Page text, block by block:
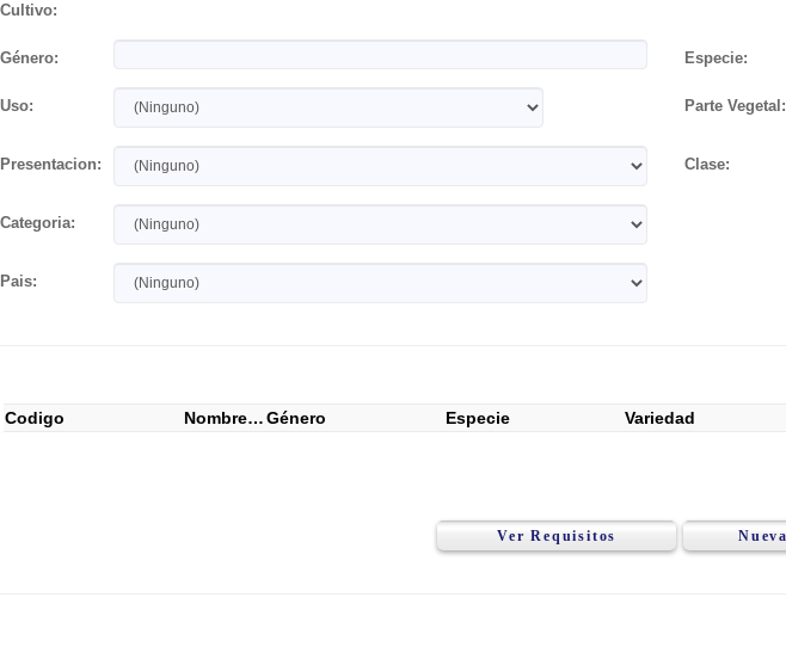
Cultivo:
Género: Especie:
Uso: Parte Vegetal:
Presentacion: Clase:
Categoria:
Pais:
Codigo Nombre ComúnGénero Especie Variedad